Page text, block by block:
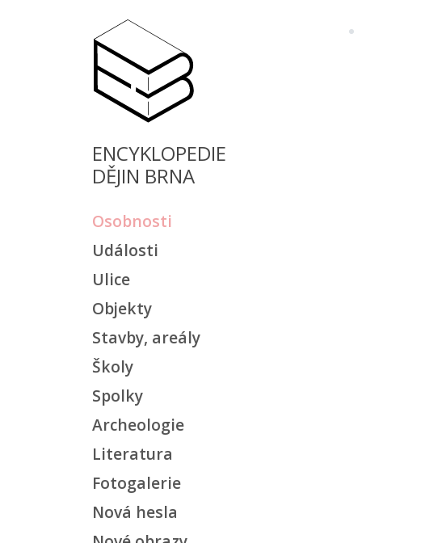
ENCYKLOPEDIE
DĚJIN BRNA
Osobnosti
Události
Ulice
Objekty
Stavby, areály
Školy
Spolky
Archeologie
Literatura
Fotogalerie
Nová hesla